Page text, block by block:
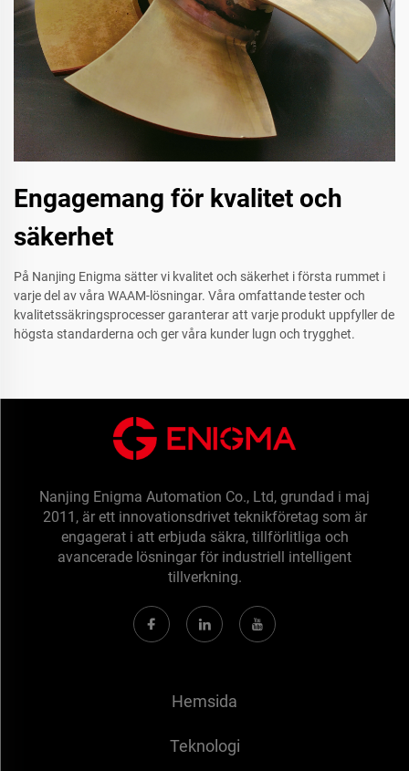
Engagemang för kvalitet och
säkerhet
På Nanjing Enigma sätter vi kvalitet och säkerhet i första rummet i
varje del av våra WAAM-lösningar. Våra omfattande tester och
kvalitetssäkringsprocesser garanterar att varje produkt uppfyller de
högsta standarderna och ger våra kunder lugn och trygghet.
Nanjing Enigma Automation Co., Ltd, grundad i maj
2011, är ett innovationsdrivet teknikföretag som är
engagerat i att erbjuda säkra, tillförlitliga och
avancerade lösningar för industriell intelligent
tillverkning.
Hemsida
Teknologi